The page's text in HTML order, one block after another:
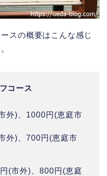
スの概要はこんな感じ
コース
外)、1000円(恵庭市
外)、700円(恵庭市
(市外)、800円(恵庭